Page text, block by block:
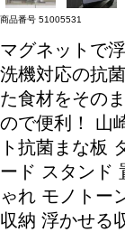
商品番号 51005531
マグネットで
洗機対応の抗
た食材をその
ので便利！
山
ト抗菌まな板
ード スタンド
ゃれ モノトー
収納 浮かせる